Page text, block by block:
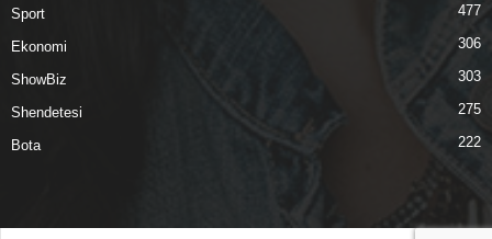
Sport 477
Ekonomi 306
ShowBiz 303
Shendetesi 275
Bota 222